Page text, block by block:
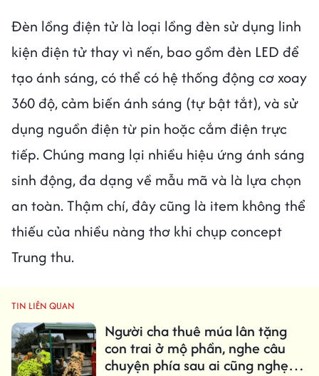
Đèn lồng điện tử là loại lồng đèn sử dụng linh
kiện điện tử thay vì nến, bao gồm đèn LED để
tạo ánh sáng, có thể có hệ thống động cơ xoay
360 độ, cảm biến ánh sáng (tự bật tắt), và sử
dụng nguồn điện từ pin hoặc cắm điện trực
tiếp. Chúng mang lại nhiều hiệu ứng ánh sáng
sinh động, đa dạng về mẫu mã và là lựa chọn
an toàn. Thậm chí, đây cũng là item không thể
thiếu của nhiều nàng thơ khi chụp concept
Trung thu.
TIN LIÊN QUAN
Người cha thuê múa lân tặng
con trai ở mộ phần, nghe câu
chuyện phía sau ai cũng nghẹn